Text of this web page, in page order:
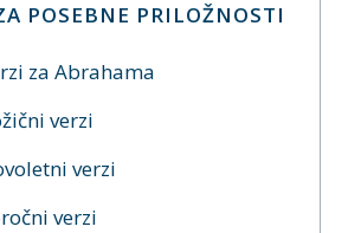
POSEBNE PRILOŽNOSTI
za Abrahama
verzi
verzi
verzi